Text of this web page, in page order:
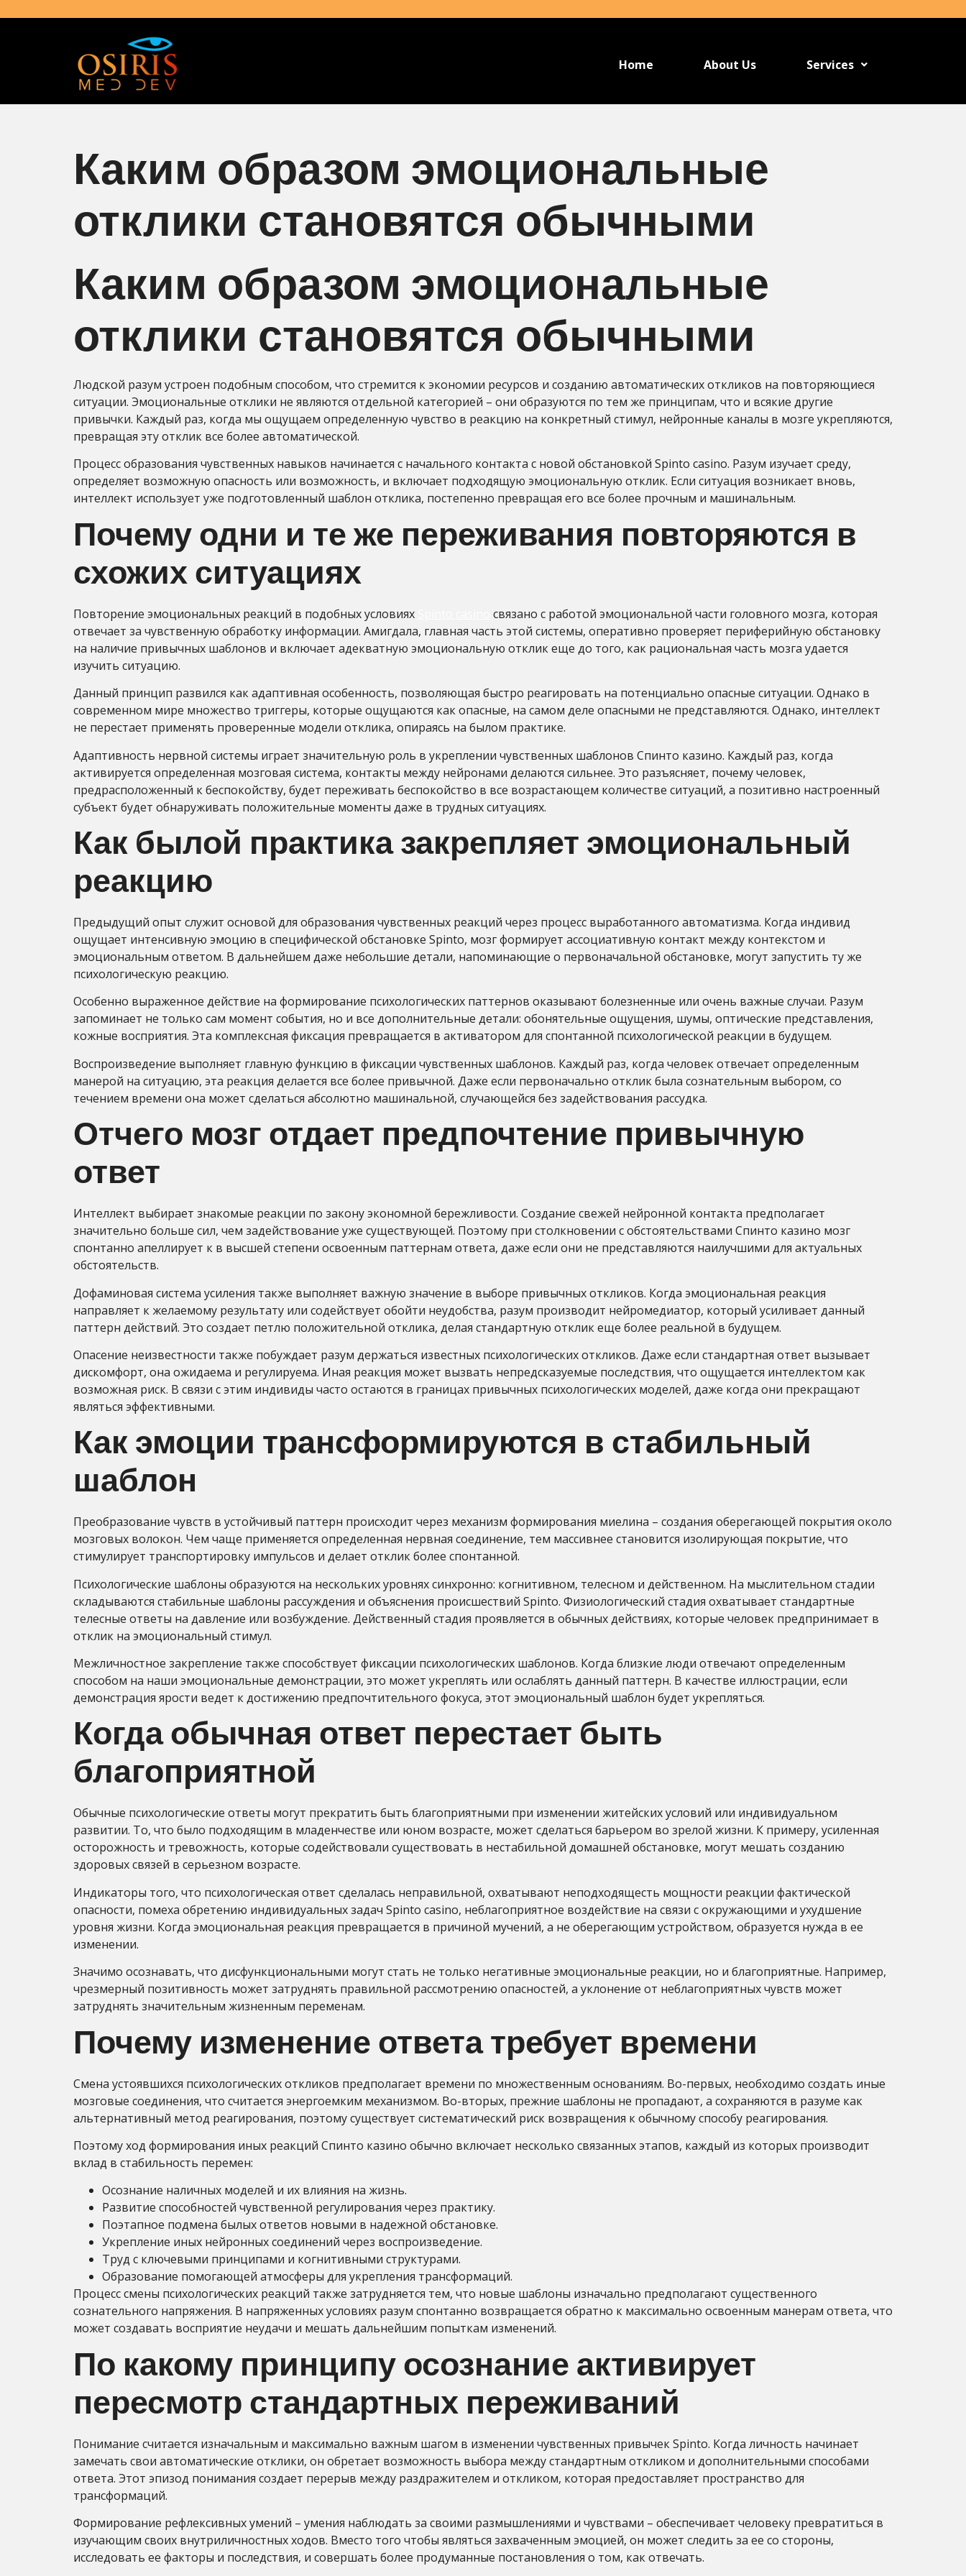
Home About Us Services
Каким образом эмоциональные
отклики становятся обычными
Каким образом эмоциональные
отклики становятся обычными
Людской разум устроен подобным способом, что стремится к экономии ресурсов и созданию автоматических откликов на повторяющиеся
ситуации. Эмоциональные отклики не являются отдельной категорией – они образуются по тем же принципам, что и всякие другие
привычки. Каждый раз, когда мы ощущаем определенную чувство в реакцию на конкретный стимул, нейронные каналы в мозге укрепляются,
превращая эту отклик все более автоматической.
Процесс образования чувственных навыков начинается с начального контакта с новой обстановкой Spinto casino. Разум изучает среду,
определяет возможную опасность или возможность, и включает подходящую эмоциональную отклик. Если ситуация возникает вновь,
интеллект использует уже подготовленный шаблон отклика, постепенно превращая его все более прочным и машинальным.
Почему одни и те же переживания повторяются в
схожих ситуациях
Повторение эмоциональных реакций в подобных условиях
связано с работой эмоциональной части головного мозга, которая
отвечает за чувственную обработку информации. Амигдала, главная часть этой системы, оперативно проверяет периферийную обстановку
на наличие привычных шаблонов и включает адекватную эмоциональную отклик еще до того, как рациональная часть мозга удается
изучить ситуацию.
Данный принцип развился как адаптивная особенность, позволяющая быстро реагировать на потенциально опасные ситуации. Однако в
современном мире множество триггеры, которые ощущаются как опасные, на самом деле опасными не представляются. Однако, интеллект
не перестает применять проверенные модели отклика, опираясь на былом практике.
Адаптивность нервной системы играет значительную роль в укреплении чувственных шаблонов Спинто казино. Каждый раз, когда
активируется определенная мозговая система, контакты между нейронами делаются сильнее. Это разъясняет, почему человек,
предрасположенный к беспокойству, будет переживать беспокойство в все возрастающем количестве ситуаций, а позитивно настроенный
субъект будет обнаруживать положительные моменты даже в трудных ситуациях.
Как былой практика закрепляет эмоциональный
реакцию
Предыдущий опыт служит основой для образования чувственных реакций через процесс выработанного автоматизма. Когда индивид
ощущает интенсивную эмоцию в специфической обстановке Spinto, мозг формирует ассоциативную контакт между контекстом и
эмоциональным ответом. В дальнейшем даже небольшие детали, напоминающие о первоначальной обстановке, могут запустить ту же
психологическую реакцию.
Особенно выраженное действие на формирование психологических паттернов оказывают болезненные или очень важные случаи. Разум
запоминает не только сам момент события, но и все дополнительные детали: обонятельные ощущения, шумы, оптические представления,
кожные восприятия. Эта комплексная фиксация превращается в активатором для спонтанной психологической реакции в будущем.
Воспроизведение выполняет главную функцию в фиксации чувственных шаблонов. Каждый раз, когда человек отвечает определенным
манерой на ситуацию, эта реакция делается все более привычной. Даже если первоначально отклик была сознательным выбором, со
течением времени она может сделаться абсолютно машинальной, случающейся без задействования рассудка.
Отчего мозг отдает предпочтение привычную
ответ
Интеллект выбирает знакомые реакции по закону экономной бережливости. Создание свежей нейронной контакта предполагает
значительно больше сил, чем задействование уже существующей. Поэтому при столкновении с обстоятельствами Спинто казино мозг
спонтанно апеллирует к в высшей степени освоенным паттернам ответа, даже если они не представляются наилучшими для актуальных
обстоятельств.
Дофаминовая система усиления также выполняет важную значение в выборе привычных откликов. Когда эмоциональная реакция
направляет к желаемому результату или содействует обойти неудобства, разум производит нейромедиатор, который усиливает данный
паттерн действий. Это создает петлю положительной отклика, делая стандартную отклик еще более реальной в будущем.
Опасение неизвестности также побуждает разум держаться известных психологических откликов. Даже если стандартная ответ вызывает
дискомфорт, она ожидаема и регулируема. Иная реакция может вызвать непредсказуемые последствия, что ощущается интеллектом как
возможная риск. В связи с этим индивиды часто остаются в границах привычных психологических моделей, даже когда они прекращают
являться эффективными.
Как эмоции трансформируются в стабильный
шаблон
Преобразование чувств в устойчивый паттерн происходит через механизм формирования миелина – создания оберегающей покрытия около
мозговых волокон. Чем чаще применяется определенная нервная соединение, тем массивнее становится изолирующая покрытие, что
стимулирует транспортировку импульсов и делает отклик более спонтанной.
Психологические шаблоны образуются на нескольких уровнях синхронно: когнитивном, телесном и действенном. На мыслительном стадии
складываются стабильные шаблоны рассуждения и объяснения происшествий Spinto. Физиологический стадия охватывает стандартные
телесные ответы на давление или возбуждение. Действенный стадия проявляется в обычных действиях, которые человек предпринимает в
отклик на эмоциональный стимул.
Межличностное закрепление также способствует фиксации психологических шаблонов. Когда близкие люди отвечают определенным
способом на наши эмоциональные демонстрации, это может укреплять или ослаблять данный паттерн. В качестве иллюстрации, если
демонстрация ярости ведет к достижению предпочтительного фокуса, этот эмоциональный шаблон будет укрепляться.
Когда обычная ответ перестает быть
благоприятной
Обычные психологические ответы могут прекратить быть благоприятными при изменении житейских условий или индивидуальном
развитии. То, что было подходящим в младенчестве или юном возрасте, может сделаться барьером во зрелой жизни. К примеру, усиленная
осторожность и тревожность, которые содействовали существовать в нестабильной домашней обстановке, могут мешать созданию
здоровых связей в серьезном возрасте.
Индикаторы того, что психологическая ответ сделалась неправильной, охватывают неподходящесть мощности реакции фактической
опасности, помеха обретению индивидуальных задач Spinto casino, неблагоприятное воздействие на связи с окружающими и ухудшение
уровня жизни. Когда эмоциональная реакция превращается в причиной мучений, а не оберегающим устройством, образуется нужда в ее
изменении.
Значимо осознавать, что дисфункциональными могут стать не только негативные эмоциональные реакции, но и благоприятные. Например,
чрезмерный позитивность может затруднять правильной рассмотрению опасностей, а уклонение от неблагоприятных чувств может
затруднять значительным жизненным переменам.
Почему изменение ответа требует времени
Смена устоявшихся психологических откликов предполагает времени по множественным основаниям. Во-первых, необходимо создать иные
мозговые соединения, что считается энергоемким механизмом. Во-вторых, прежние шаблоны не пропадают, а сохраняются в разуме как
альтернативный метод реагирования, поэтому существует систематический риск возвращения к обычному способу реагирования.
Поэтому ход формирования иных реакций Спинто казино обычно включает несколько связанных этапов, каждый из которых производит
вклад в стабильность перемен:
Осознание наличных моделей и их влияния на жизнь.
Развитие способностей чувственной регулирования через практику.
Поэтапное подмена былых ответов новыми в надежной обстановке.
Укрепление иных нейронных соединений через воспроизведение.
Труд с ключевыми принципами и когнитивными структурами.
Образование помогающей атмосферы для укрепления трансформаций.
Процесс смены психологических реакций также затрудняется тем, что новые шаблоны изначально предполагают существенного
сознательного напряжения. В напряженных условиях разум спонтанно возвращается обратно к максимально освоенным манерам ответа, что
может создавать восприятие неудачи и мешать дальнейшим попыткам изменений.
По какому принципу осознание активирует
пересмотр стандартных переживаний
Понимание считается изначальным и максимально важным шагом в изменении чувственных привычек Spinto. Когда личность начинает
замечать свои автоматические отклики, он обретает возможность выбора между стандартным откликом и дополнительными способами
ответа. Этот эпизод понимания создает перерыв между раздражителем и откликом, которая предоставляет пространство для
трансформаций.
Формирование рефлексивных умений – умения наблюдать за своими размышлениями и чувствами – обеспечивает человеку превратиться в
изучающим своих внутриличностных ходов. Вместо того чтобы являться захваченным эмоцией, он может следить за ее со стороны,
исследовать ее факторы и последствия, и совершать более продуманные постановления о том, как отвечать.